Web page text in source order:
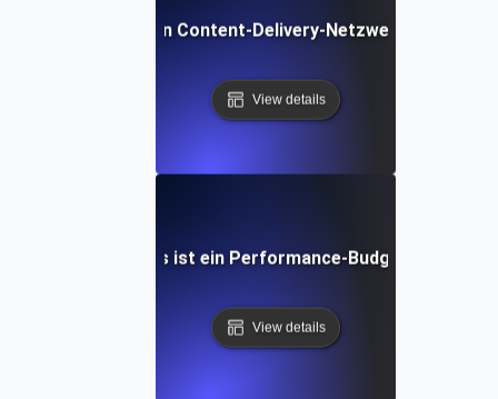
Was ist ein Content-Delivery-Netzwerk (CDN)?
View details
Was ist ein Performance-Budget?
View details